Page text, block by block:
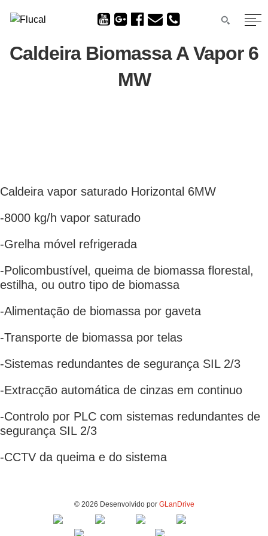
Caldeira Biomassa A Vapor 6
MW
Caldeira vapor saturado Horizontal 6MW
-8000 kg/h vapor saturado
-Grelha móvel refrigerada
-Policombustível, queima de biomassa florestal,
estilha, ou outro tipo de biomassa
-Alimentação de biomassa por gaveta
-Transporte de biomassa por telas
-Sistemas redundantes de segurança SIL 2/3
-Extracção automática de cinzas em continuo
-Controlo por PLC com sistemas redundantes de
segurança SIL 2/3
-CCTV da queima e do sistema
© 2026 Desenvolvido por GLanDrive